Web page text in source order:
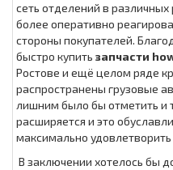
сеть отделений в различных
более оперативно
стороны покупателей.
быстро купить запчасти
Ростове и ещё целом ряде
распространены грузовые
лишним было бы отметить и
расширяется и это
максимально
В заключении хотелось бы